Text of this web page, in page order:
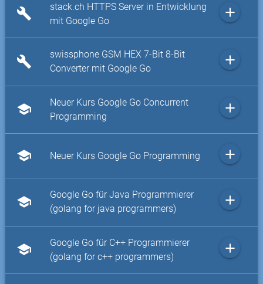
build
stack.ch HTTPS Server in Entwicklung
mit Google Go
add
build
swissphone GSM HEX 7-Bit 8-Bit
Converter mit Google Go
add
school
Neuer Kurs Google Go Concurrent
Programming
add
school Neuer Kurs Google Go Programming add
school
Google Go für Java Programmierer
(golang for java programmers)
add
school
Google Go für C++ Programmierer
(golang for c++ programmers)
add